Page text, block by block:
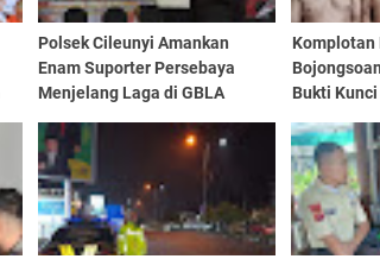
Polsek Cileunyi Amankan
Enam Suporter Persebaya
Menjelang Laga di GBLA
Komplotan
Bukti